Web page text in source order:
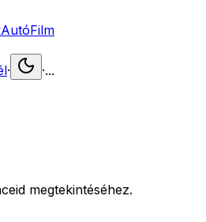
AutóFilm
· ·...
megtekintéséhez.